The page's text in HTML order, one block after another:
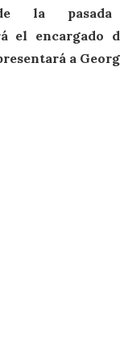
la
el encargado
a